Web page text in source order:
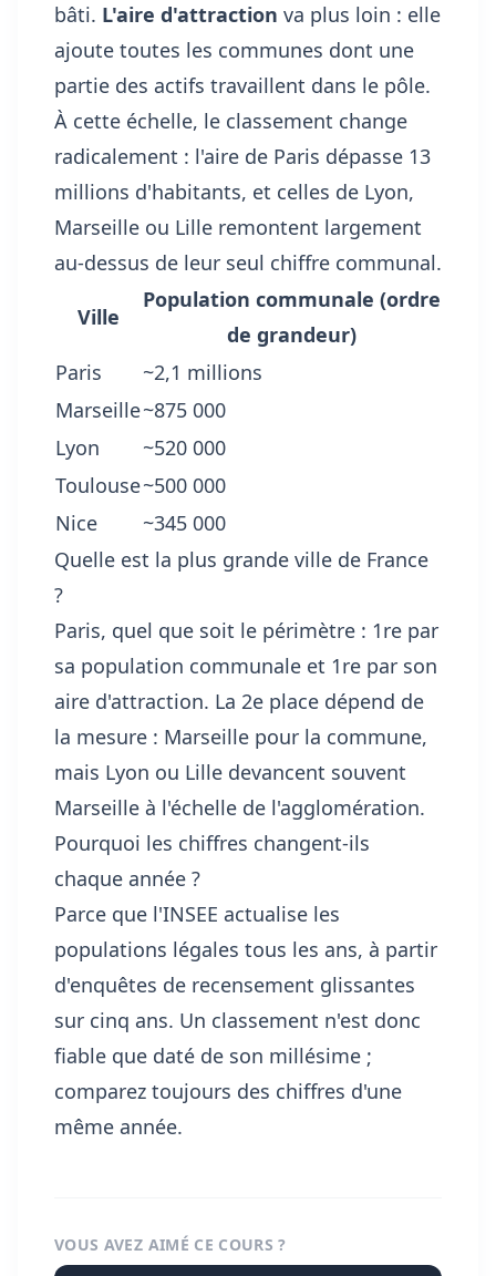
bâti. L'aire d'attraction va plus loin : elle
ajoute toutes les communes dont une
partie des actifs travaillent dans le pôle.
À cette échelle, le classement change
radicalement : l'aire de Paris dépasse 13
millions d'habitants, et celles de Lyon,
Marseille ou Lille remontent largement
au-dessus de leur seul chiffre communal.
Ville
Population communale (ordre
de grandeur)
Paris
~2,1 millions
Marseille~875 000
Lyon
~520 000
Toulouse~500 000
Nice
~345 000
Quelle est la plus grande ville de France
?
Paris, quel que soit le périmètre : 1re par
sa population communale et 1re par son
aire d'attraction. La 2e place dépend de
la mesure : Marseille pour la commune,
mais Lyon ou Lille devancent souvent
Marseille à l'échelle de l'agglomération.
Pourquoi les chiffres changent-ils
chaque année ?
Parce que l'INSEE actualise les
populations légales tous les ans, à partir
d'enquêtes de recensement glissantes
sur cinq ans. Un classement n'est donc
fiable que daté de son millésime ;
comparez toujours des chiffres d'une
même année.
VOUS AVEZ AIMÉ CE COURS ?